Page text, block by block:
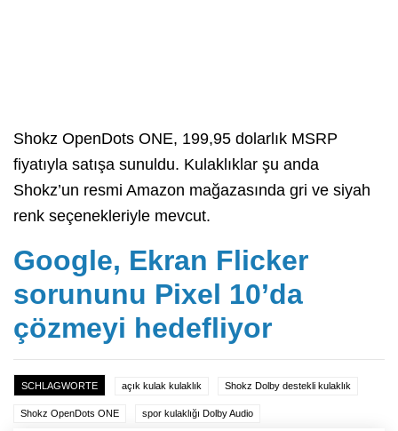
Shokz OpenDots ONE, 199,95 dolarlık MSRP
fiyatıyla satışa sunuldu. Kulaklıklar şu anda
Shokz’un resmi Amazon mağazasında gri ve siyah
renk seçenekleriyle mevcut.
Google, Ekran Flicker
sorununu Pixel 10’da
çözmeyi hedefliyor
SCHLAGWORTE açık kulak kulaklık Shokz Dolby destekli kulaklık
Shokz OpenDots ONE spor kulaklığı Dolby Audio